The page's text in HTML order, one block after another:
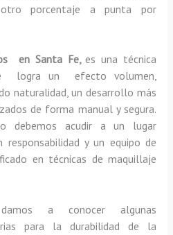
porcentaje a punta por
en Santa Fe, es una técnica
logra un efecto volumen,
naturalidad, un desarrollo más
de forma manual y segura.
debemos acudir a un lugar
y un equipo de
en técnicas de maquillaje
a conocer algunas
para la durabilidad de la